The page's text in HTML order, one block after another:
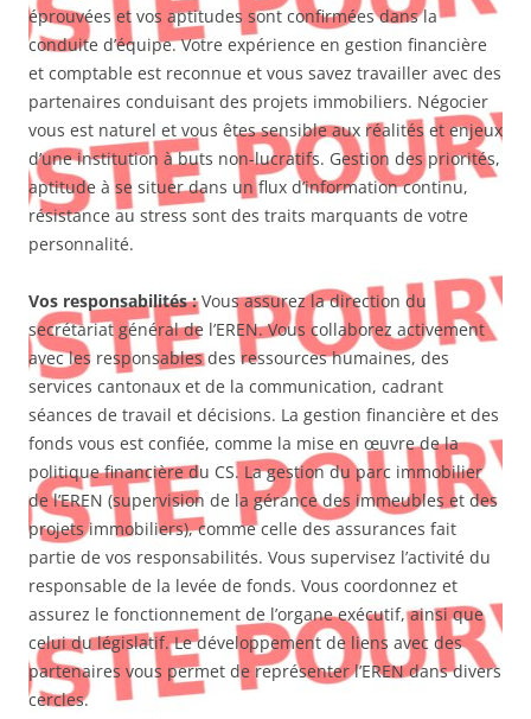
éprouvées et vos aptitudes sont confirmées dans la
conduite d’équipe. Votre expérience en gestion financière
et comptable est reconnue et vous savez travailler avec des
partenaires conduisant des projets immobiliers. Négocier
vous est naturel et vous êtes sensible aux réalités et enjeux
d’une institution à buts non-lucratifs. Gestion des priorités,
aptitude à se situer dans un flux d’information continu,
résistance au stress sont des traits marquants de votre
personnalité.
Vos responsabilités :Vous assurez la direction du
secrétariat général de l’EREN. Vous collaborez activement
avec les responsables des ressources humaines, des
services cantonaux et de la communication, cadrant
séances de travail et décisions. La gestion financière et des
fonds vous est confiée, comme la mise en œuvre de la
politique financière du CS. La gestion du parc immobilier
de l’EREN (supervision de la gérance des immeubles et des
projets immobiliers), comme celle des assurances fait
partie de vos responsabilités. Vous supervisez l’activité du
responsable de la levée de fonds. Vous coordonnez et
assurez le fonctionnement de l’organe exécutif, ainsi que
celui du législatif. Le développement de liens avec des
partenaires vous permet de représenter l’EREN dans divers
cercles.